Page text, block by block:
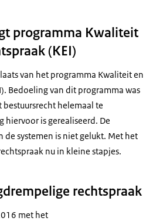
programma Kwaliteit
(KEI)
van het programma Kwaliteit en
Bedoeling van dit programma was
helemaal te
hiervoor is gerealiseerd. De
de systemen is niet gelukt. Met het
nu in kleine stapjes.
rechtspraak
met het